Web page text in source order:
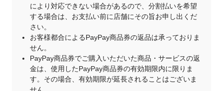
により対応できない場合があるので、分割払いを希望
する場合は、お支払い前に店舗にその旨お申し出くだ
さい。
お客様都合によるPayPay商品券の返品は承っておりま
せん。
PayPay商品券でご購入いただいた商品・サービスの返
金は、使用したPayPay商品券の有効期限内に限りま
す。その場合、有効期限が延長されることはございま